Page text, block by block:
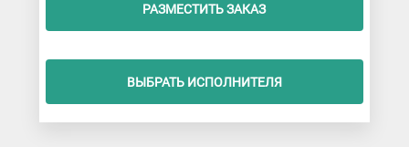
РАЗМЕСТИТЬ ЗАКАЗ
ВЫБРАТЬ ИСПОЛНИТЕЛЯ